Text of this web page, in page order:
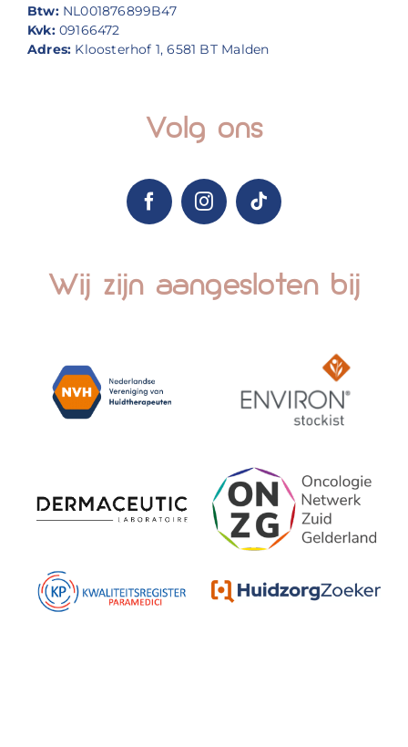
Btw: NL001876899B47
Kvk:09166472
Adres: Kloosterhof 1, 6581 BT Malden
Volg ons
Wij zijn aangesloten bij